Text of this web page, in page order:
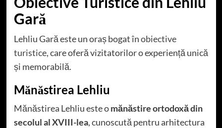
Gară
Lehliu Gară este un oraș bogat înobiective
turistice, care oferă vizitatorilor o experiență unică
și memorabilă.
Mănăstirea Lehliu
Mănăstirea Lehliu este omănăstire ortodoxă din
secolul al XVIII-lea, cunoscută pentru arhitectura